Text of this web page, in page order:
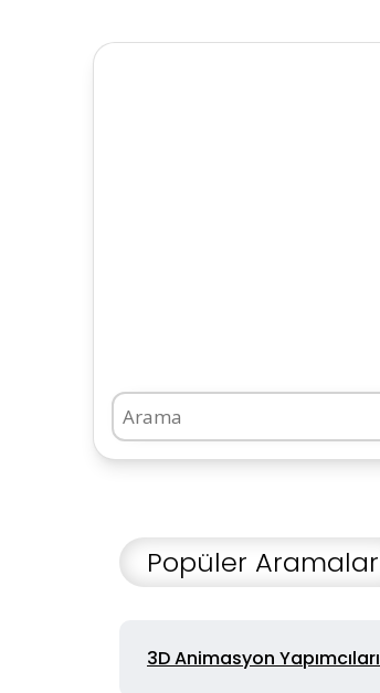
Popüler Aramalar
3D Animasyon Yapımcıları